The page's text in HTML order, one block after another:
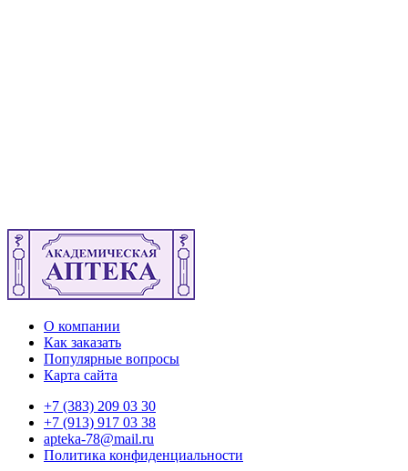
О компании
Как заказать
Популярные вопросы
Карта сайта
+7 (383) 209 03 30
+7 (913) 917 03 38
apteka-78@mail.ru
Политика конфиденциальности